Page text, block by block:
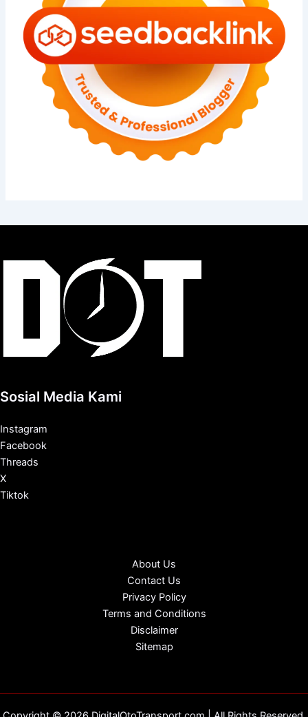
Sosial Media Kami
Instagram
Facebook
Threads
X
Tiktok
About Us
Contact Us
Privacy Policy
Terms and Conditions
Disclaimer
Sitemap